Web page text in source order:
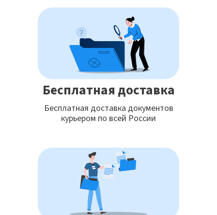
Бесплатная доставка
Бесплатная доставка документов
курьером по всей России